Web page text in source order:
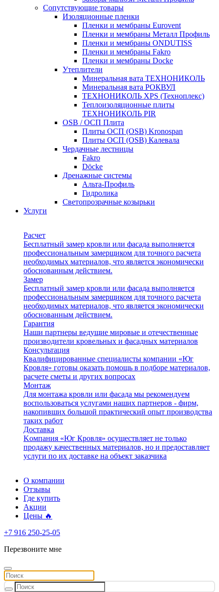
Сопутствующие товары
Изоляционные пленки
Пленки и мембраны Eurovent
Пленки и мембраны Металл Профиль
Пленки и мембраны ONDUTISS
Пленки и мембраны Fakro
Пленки и мембраны Docke
Утеплители
Минеральная вата ТЕХНОНИКОЛЬ
Минеральная вата РОКВУЛ
ТЕХНОНИКОЛЬ XPS (Техноплекс)
Теплоизоляционные плиты
ТЕХНОНИКОЛЬ PIR
OSB / ОСП Плита
Плиты ОСП (OSB) Kronospan
Плиты ОСП (OSB) Калевала
Чердачные лестницы
Fakro
Döcke
Дренажные системы
Альта-Профиль
Гидролика
Светопрозрачные козырьки
Услуги
Расчет
Бесплатный замер кровли или фасада выполняется
профессиональным замерщиком для точного расчета
необходимых материалов, что является экономически
обоснованным действием.
Замер
Бесплатный замер кровли или фасада выполняется
профессиональным замерщиком для точного расчета
необходимых материалов, что является экономически
обоснованным действием.
Гарантия
Наши партнеры ведущие мировые и отечественные
производители кровельных и фасадных материалов
Консультация
Квалифицированные специалисты компании «Юг
Кровля» готовы оказать помощь в подборе материалов,
расчете сметы и других вопросах
Монтаж
Для монтажа кровли или фасада мы рекомендуем
воспользоваться услугами наших партнеров - фирм,
накопивших большой практический опыт производства
таких работ
Доставка
Kомпания «Юг Кровля» осуществляет не только
продажу качественных материалов, но и предоставляет
услуги по их доставке на объект заказчика
О компании
Отзывы
Где купить
Акции
Цены 🔥
+7 916 250-25-05
Перезвоните мне